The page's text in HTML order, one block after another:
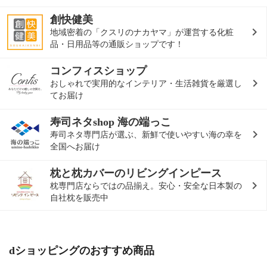
創快健美
地域密着の「クスリのナカヤマ」が運営する化粧
品・日用品等の通販ショップです！
コンフィスショップ
おしゃれで実用的なインテリア・生活雑貨を厳選し
てお届け
寿司ネタshop 海の端っこ
寿司ネタ専門店が選ぶ、新鮮で使いやすい海の幸を
全国へお届け
枕と枕カバーのリビングインピース
枕専門店ならではの品揃え。安心・安全な日本製の
自社枕を販売中
dショッピングのおすすめ商品